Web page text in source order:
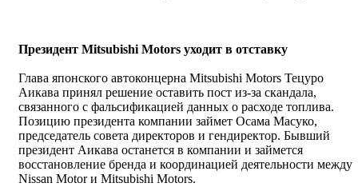
Президент Mitsubishi Motors уходит в отставку
Глава японского автоконцерна Mitsubishi Motors Тецуро
Аикава принял решение оставить пост из-за скандала,
связанного с фальсификацией данных о расходе топлива.
Позицию президента компании займет Осама Масуко,
председатель совета директоров и гендиректор. Бывший
президент Аикава останется в компании и займется
восстановление бренда и координацией деятельности между
Nissan Motor и Mitsubishi Motors.